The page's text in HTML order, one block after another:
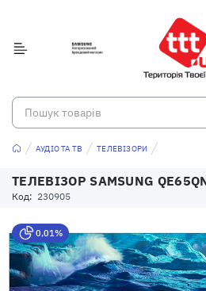
АУДІО ТА ТВ ТЕЛЕВІЗОРИ
ТЕЛЕВІЗОР SAMSUNG
Код: 230905
0,01%